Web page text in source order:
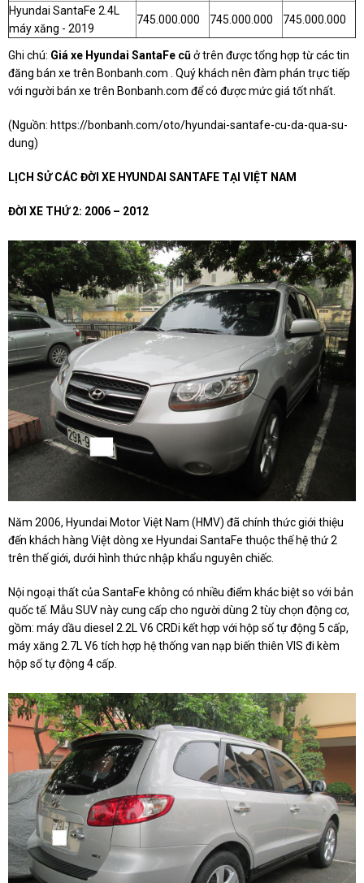
Hyundai SantaFe 2.4L
máy xăng - 2019
745.000.000 745.000.000 745.000.000
Ghi chú: Giá xe Hyundai SantaFe cũở trên được tổng hợp từ các tin
đăng bán xe trên Bonbanh.com . Quý khách nên đàm phán trực tiếp
với người bán xe trên Bonbanh.com để có được mức giá tốt nhất.
(Nguồn: https://bonbanh.com/oto/hyundai-santafe-cu-da-qua-su-
dung)
LỊCH SỬ CÁC ĐỜI XE HYUNDAI SANTAFE TẠI VIỆT NAM
ĐỜI XE THỨ 2: 2006 – 2012
Năm 2006, Hyundai Motor Việt Nam (HMV) đã chính thức giới thiệu
đến khách hàng Việt dòng xe Hyundai SantaFe thuộc thế hệ thứ 2
trên thế giới, dưới hình thức nhập khẩu nguyên chiếc.
Nội ngoại thất của SantaFe không có nhiều điểm khác biệt so với bản
quốc tế. Mẫu SUV này cung cấp cho người dùng 2 tùy chọn động cơ,
gồm: máy dầu diesel 2.2L V6 CRDi kết hợp với hộp số tự động 5 cấp,
máy xăng 2.7L V6 tích hợp hệ thống van nạp biến thiên VIS đi kèm
hộp số tự động 4 cấp.